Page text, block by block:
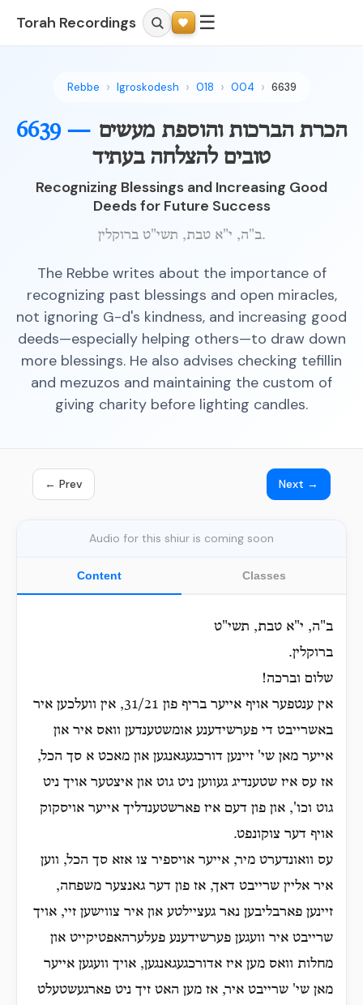
Torah Recordings ☰
Rebbe Igroskodesh 018 004 6639
6639 — הכרת הברכות והוספת מעשים
טובים להצלחה בעתיד
Recognizing Blessings and Increasing Good
Deeds for Future Success
ב"ה, י"א טבת, תשי"ט ברוקלין.
The Rebbe writes about the importance of
recognizing past blessings and open miracles,
not ignoring G-d's kindness, and increasing good
deeds—especially helping others—to draw down
more blessings. He also advises checking tefillin
and mezuzos and maintaining the custom of
giving charity before lighting candles.
← Prev Next →
Audio for this shiur is coming soon
Content Classes
ב"ה, י"א טבת, תשי"ט
ברוקלין.
שלום וברכה!
אין ענטפער אויף אייער בריף פון 31/21, אין וועלכען איר
באשרייבט די פערשידענע אומשטענדען וואס איר און
אייער מאן שי' זיינען דורכגעגאנגען און מאכט א סך הכל,
אז עס איז שטענדיג געווען ניט גוט און איצטער אויך ניט
גוט וכו', און פון דעם איז פארשטענדליך אייער אויסקוק
אויף דער צוקונפט.
עס וואונדערט מיר, אייער אויספיר צו אזא סך הכל, ווען
איר אליין שרייבט דאך, אז פון דער גאנצער משפחה,
זיינען פארבליבען נאר געציילטע און איר צווישען זיי, אויך
שרייבט איר וועגען פערשידענע פעלערהאפטיקייט און
מחלות וואס מען איז אדורכגעגאנגען, אויך וועגען אייער
מאן שי' שרייבט איר, אז מען האט זיך ניט פארגעשטעלט